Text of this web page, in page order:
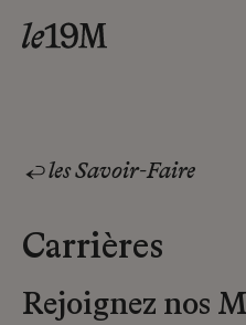
les Savoir-Faire
Carrières
Rejoignez nos